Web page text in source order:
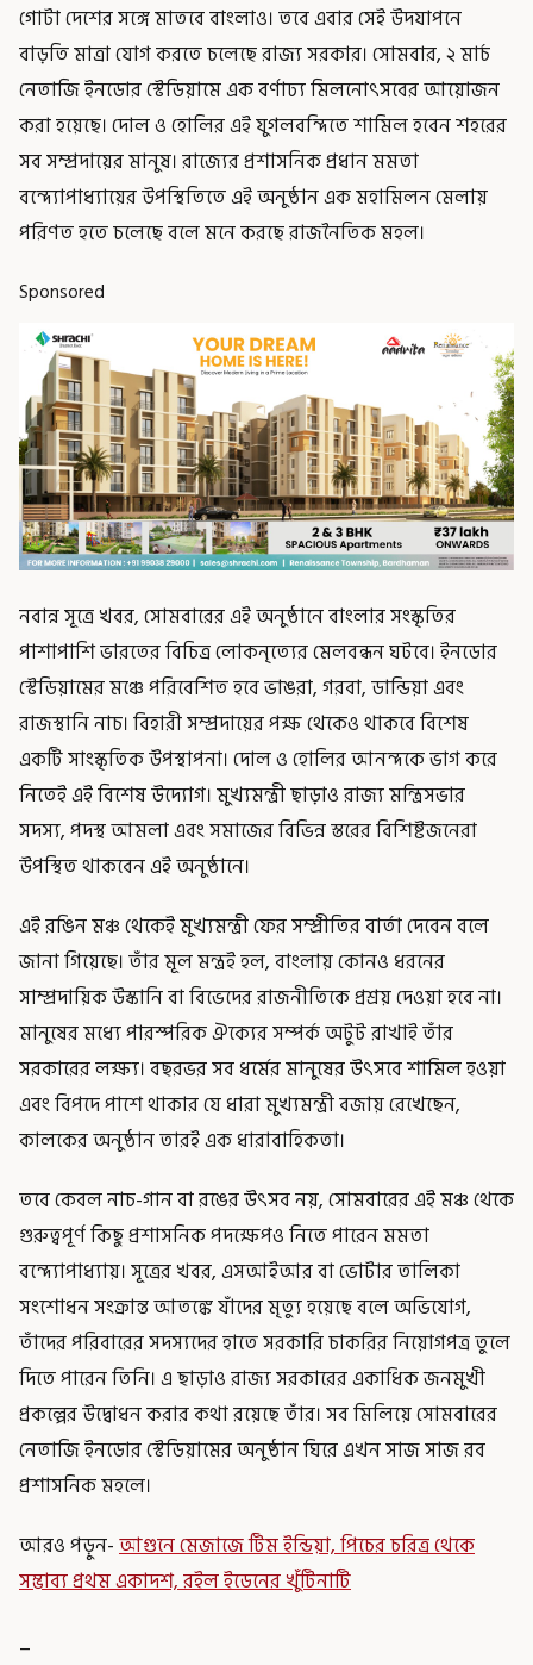
গোটা দেশের সঙ্গে মাতবে বাংলাও। তবে এবার সেই উদযাপনে
বাড়তি মাত্রা যোগ করতে চলেছে রাজ্য সরকার। সোমবার, ২ মার্চ
নেতাজি ইনডোর স্টেডিয়ামে এক বর্ণাঢ্য মিলনোৎসবের আয়োজন
করা হয়েছে। দোল ও হোলির এই যুগলবন্দিতে শামিল হবেন শহরের
সব সম্প্রদায়ের মানুষ। রাজ্যের প্রশাসনিক প্রধান মমতা
বন্দ্যোপাধ্যায়ের উপস্থিতিতে এই অনুষ্ঠান এক মহামিলন মেলায়
পরিণত হতে চলেছে বলে মনে করছে রাজনৈতিক মহল।
Sponsored
নবান্ন সূত্রে খবর, সোমবারের এই অনুষ্ঠানে বাংলার সংস্কৃতির
পাশাপাশি ভারতের বিচিত্র লোকনৃত্যের মেলবন্ধন ঘটবে। ইনডোর
স্টেডিয়ামের মঞ্চে পরিবেশিত হবে ভাঙরা, গরবা, ডান্ডিয়া এবং
রাজস্থানি নাচ। বিহারী সম্প্রদায়ের পক্ষ থেকেও থাকবে বিশেষ
একটি সাংস্কৃতিক উপস্থাপনা। দোল ও হোলির আনন্দকে ভাগ করে
নিতেই এই বিশেষ উদ্যোগ। মুখ্যমন্ত্রী ছাড়াও রাজ্য মন্ত্রিসভার
সদস্য, পদস্থ আমলা এবং সমাজের বিভিন্ন স্তরের বিশিষ্টজনেরা
উপস্থিত থাকবেন এই অনুষ্ঠানে।
এই রঙিন মঞ্চ থেকেই মুখ্যমন্ত্রী ফের সম্প্রীতির বার্তা দেবেন বলে
জানা গিয়েছে। তাঁর মূল মন্ত্রই হল, বাংলায় কোনও ধরনের
সাম্প্রদায়িক উস্কানি বা বিভেদের রাজনীতিকে প্রশ্রয় দেওয়া হবে না।
মানুষের মধ্যে পারস্পরিক ঐক্যের সম্পর্ক অটুট রাখাই তাঁর
সরকারের লক্ষ্য। বছরভর সব ধর্মের মানুষের উৎসবে শামিল হওয়া
এবং বিপদে পাশে থাকার যে ধারা মুখ্যমন্ত্রী বজায় রেখেছেন,
কালকের অনুষ্ঠান তারই এক ধারাবাহিকতা।
তবে কেবল নাচ-গান বা রঙের উৎসব নয়, সোমবারের এই মঞ্চ থেকে
গুরুত্বপূর্ণ কিছু প্রশাসনিক পদক্ষেপও নিতে পারেন মমতা
বন্দ্যোপাধ্যায়। সূত্রের খবর, এসআইআর বা ভোটার তালিকা
সংশোধন সংক্রান্ত আতঙ্কে যাঁদের মৃত্যু হয়েছে বলে অভিযোগ,
তাঁদের পরিবারের সদস্যদের হাতে সরকারি চাকরির নিয়োগপত্র তুলে
দিতে পারেন তিনি। এ ছাড়াও রাজ্য সরকারের একাধিক জনমুখী
প্রকল্পের উদ্বোধন করার কথা রয়েছে তাঁর। সব মিলিয়ে সোমবারের
নেতাজি ইনডোর স্টেডিয়ামের অনুষ্ঠান ঘিরে এখন সাজ সাজ রব
প্রশাসনিক মহলে।
আরও পড়ুন-আগুনে মেজাজে টিম ইন্ডিয়া, পিচের চরিত্র থেকে
সম্ভাব্য প্রথম একাদশ, রইল ইডেনের খুঁটিনাটি
_